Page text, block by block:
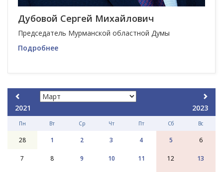
Дубовой Сергей Михайлович
Председатель Мурманской областной Думы
Подробнее
2021 2023
Пн Вт Ср Чт Пт Сб Вс
28 1 2 3 4 5 6
7 8 9 10 11 12 13